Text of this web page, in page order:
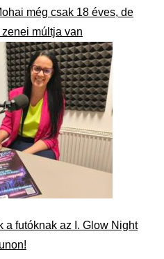
még csak 18 éves, de
múltja van
a futóknak az I. Glow Night